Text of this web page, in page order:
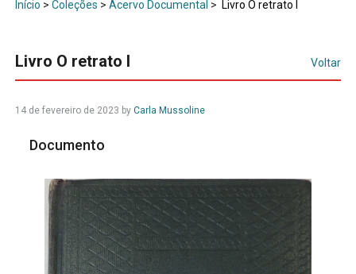
Início > Coleções > Acervo Documental > Livro O retrato I
Livro O retrato I Voltar
14 de fevereiro de 2023 by Carla Mussoline
Documento